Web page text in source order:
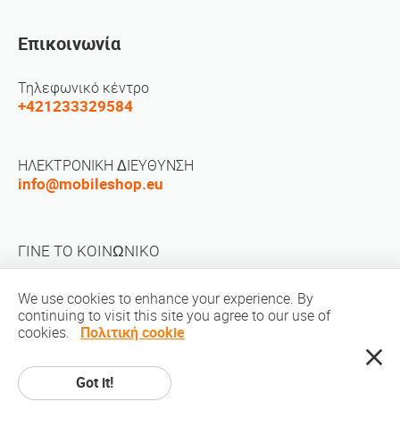
Επικοινωνία
Τηλεφωνικό κέντρο
+421233329584
ΗΛΕΚΤΡΟΝΙΚΗ ΔΙΕΥΘΥΝΣΗ
info@mobileshop.eu
ΓΙΝΕ ΤΟ ΚΟΙΝΩΝΙΚΟ
Πνευματική ιδιοκτησία © 2010-2026 MobileShop.eu. Ολα τα δικαιώματα
διατηρούνται. Όλες οι φωτογραφίες του προϊόντος βρίσκονται στην
We use cookies to enhance your experience. By
continuing to visit this site you agree to our use of
cookies. Πολιτική cookie
Got it!